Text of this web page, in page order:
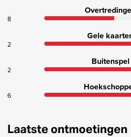
8
Gele
2
Buitenspel
2
6
Laatste ontmoetingen